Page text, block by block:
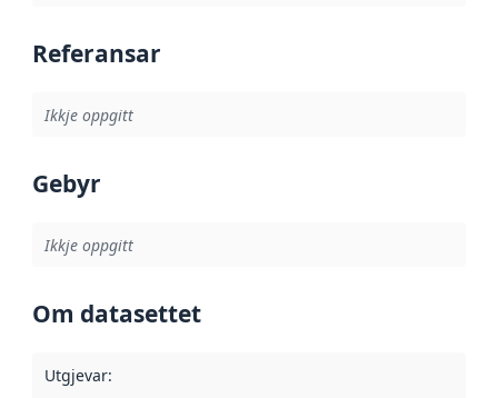
Referansar
Ikkje oppgitt
Gebyr
Ikkje oppgitt
Om datasettet
Utgjevar: